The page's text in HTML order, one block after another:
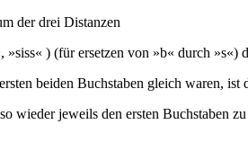
der drei Distanzen
) (für ersetzen von »b« durch »s«)
beiden Buchstaben gleich waren,
wieder jeweils den ersten Buchstaben